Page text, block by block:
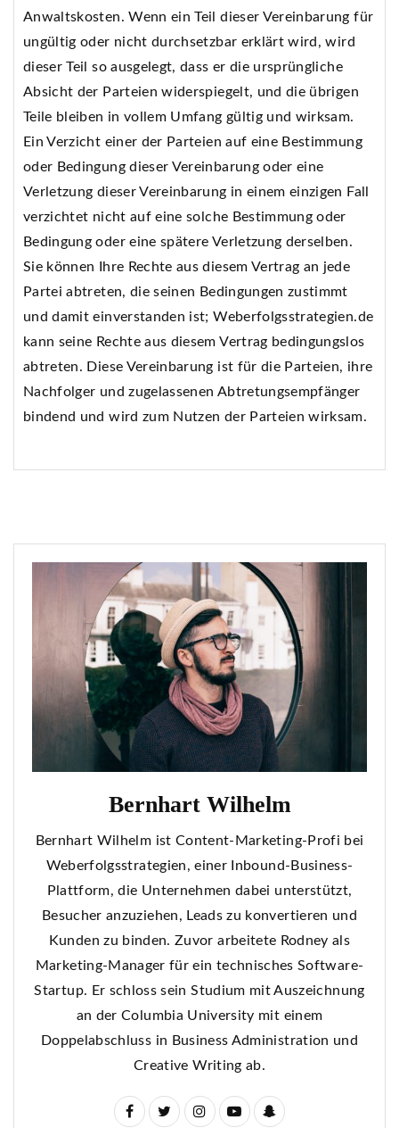
Anwaltskosten. Wenn ein Teil dieser Vereinbarung für
ungültig oder nicht durchsetzbar erklärt wird, wird
dieser Teil so ausgelegt, dass er die ursprüngliche
Absicht der Parteien widerspiegelt, und die übrigen
Teile bleiben in vollem Umfang gültig und wirksam.
Ein Verzicht einer der Parteien auf eine Bestimmung
oder Bedingung dieser Vereinbarung oder eine
Verletzung dieser Vereinbarung in einem einzigen Fall
verzichtet nicht auf eine solche Bestimmung oder
Bedingung oder eine spätere Verletzung derselben.
Sie können Ihre Rechte aus diesem Vertrag an jede
Partei abtreten, die seinen Bedingungen zustimmt
und damit einverstanden ist; Weberfolgsstrategien.de
kann seine Rechte aus diesem Vertrag bedingungslos
abtreten. Diese Vereinbarung ist für die Parteien, ihre
Nachfolger und zugelassenen Abtretungsempfänger
bindend und wird zum Nutzen der Parteien wirksam.
Bernhart Wilhelm
Bernhart Wilhelm ist Content-Marketing-Profi bei
Weberfolgsstrategien, einer Inbound-Business-
Plattform, die Unternehmen dabei unterstützt,
Besucher anzuziehen, Leads zu konvertieren und
Kunden zu binden. Zuvor arbeitete Rodney als
Marketing-Manager für ein technisches Software-
Startup. Er schloss sein Studium mit Auszeichnung
an der Columbia University mit einem
Doppelabschluss in Business Administration und
Creative Writing ab.